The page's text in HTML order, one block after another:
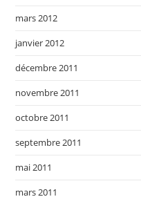
mars 2012
janvier 2012
décembre 2011
novembre 2011
octobre 2011
septembre 2011
mai 2011
mars 2011